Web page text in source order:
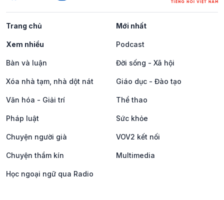
Trang chủ Mới nhất
Xem nhiều Podcast
Bàn và luận Đời sống - Xã hội
Xóa nhà tạm, nhà dột nát Giáo dục - Đào tạo
Văn hóa - Giải trí Thể thao
Pháp luật Sức khỏe
Chuyện người già VOV2 kết nối
Chuyện thầm kín Multimedia
Học ngoại ngữ qua Radio